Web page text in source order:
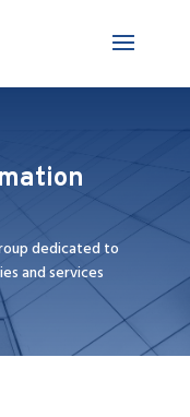
dedicated to
and services